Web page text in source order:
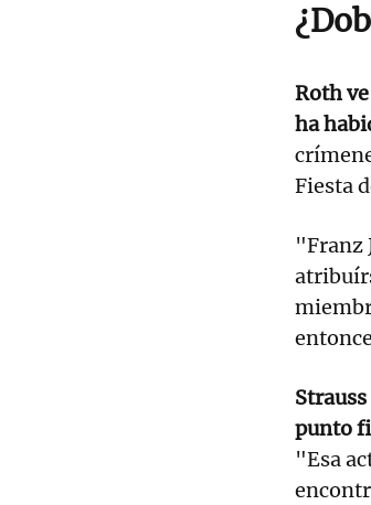
Roth
ha
Fiesta
"Franz
punto
"Esa